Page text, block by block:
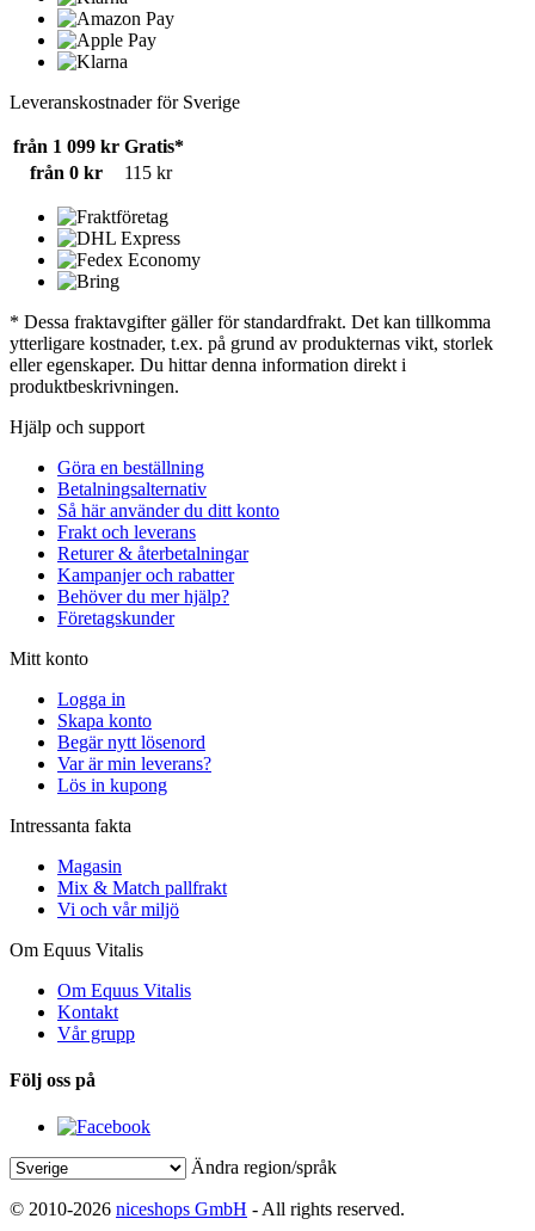
Leveranskostnader för Sverige
från 1 099 kr Gratis*
från 0 kr
115 kr
* Dessa fraktavgifter gäller för standardfrakt. Det kan tillkomma
ytterligare kostnader, t.ex. på grund av produkternas vikt, storlek
eller egenskaper. Du hittar denna information direkt i
produktbeskrivningen.
Hjälp och support
Göra en beställning
Betalningsalternativ
Så här använder du ditt konto
Frakt och leverans
Returer & återbetalningar
Kampanjer och rabatter
Behöver du mer hjälp?
Företagskunder
Mitt konto
Logga in
Skapa konto
Begär nytt lösenord
Var är min leverans?
Lös in kupong
Intressanta fakta
Magasin
Mix & Match pallfrakt
Vi och vår miljö
Om Equus Vitalis
Om Equus Vitalis
Kontakt
Vår grupp
Följ oss på
Ändra region/språk
© 2010-2026 niceshops GmbH - All rights reserved.